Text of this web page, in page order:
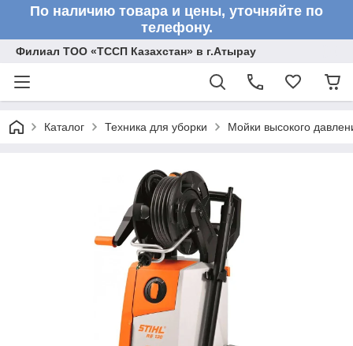
По наличию товара и цены, уточняйте по
телефону.
Филиал ТОО «ТССП Казахстан» в г.Атырау
Каталог Техника для уборки Мойки высокого